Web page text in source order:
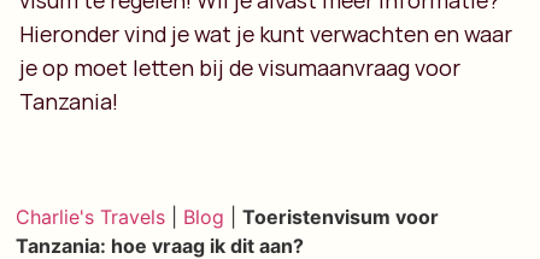
Hieronder vind je wat je kunt verwachten en waar
je op moet letten bij de visumaanvraag voor
Tanzania!
Charlie's Travels Blog |Toeristenvisum voor
Tanzania: hoe vraag ik dit aan?